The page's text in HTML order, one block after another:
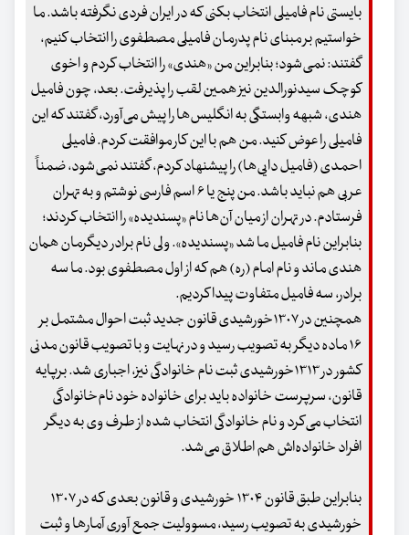
بایستی نام فامیلی انتخاب بکنی که در ایران فردی نگرفته باشد. ما
خواستیم بر مبنای نام پدرمان فامیلی مصطفوی را انتخاب کنیم،
گفتند: نمی‌شود؛ بنابراین من «هندی» را انتخاب کردم و اخوی
کوچک سیدنورالدین نیز همین لقب را پذیرفت. بعد، چون فامیل
هندی، شبهه وابستگی به انگلیس‌ها را پیش می‌آورد، گفتند که این
فامیلی را عوض کنید. من هم با این کار موافقت کردم. فامیلی
احمدی (فامیل دایی‌ها) را پیشنهاد کردم، گفتند نمی‌شود، ضمناً
عربی هم نباید باشد. من پنج یا ۶ اسم فارسی نوشتم و به تهران
فرستادم. در تهران از میان آن‌ها نام «پسندیده» را انتخاب کردند؛
بنابراین نام فامیل ما شد «پسندیده». ولی نام برادر دیگرمان همان
هندی ماند و نام امام (ره) هم که از اول مصطفوی بود. ما سه
برادر، سه فامیل متفاوت پیدا کردیم.
همچنین در ۱۳۰۷خورشیدی قانون جدید ثبت احوال مشتمل بر
۱۶ ماده دیگر به تصویب رسید و در نهایت و با تصویب قانون مدنی
کشور در ۱۳۱۳خورشیدی ثبت نام خانوادگی نیز، اجباری شد. برپایه
قانون، سرپرست خانواده باید برای خانواده خود نام‌خانوادگی
انتخاب می‌کرد و نام خانوادگی انتخاب شده از طرف وی به دیگر
افراد خانواده‌اش هم اطلاق می‌شد.
بنابراین طبق قانون ۱۳۰۴ خورشیدی و قانون بعدی که در ۱۳۰۷
خورشیدی به تصویب رسید، مسوولیت جمع آوری آمارها و ثبت